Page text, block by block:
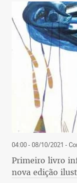
04:00 - 08/10/2021 -
Primeiro livro
nova edição